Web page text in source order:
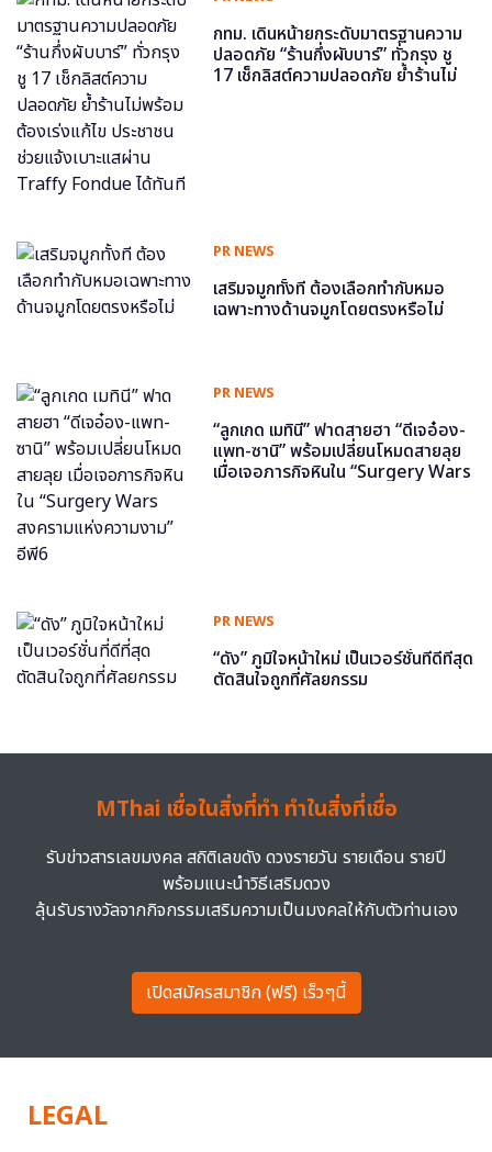
กทม. เดินหน้ายกระดับมาตรฐานความ
ปลอดภัย “ร้านกึ่งผับบาร์” ทั่วกรุง ชู
17 เช็กลิสต์ความปลอดภัย ย้ำร้านไม่
PR NEWS
เสริมจมูกทั้งที ต้องเลือกทำกับหมอ
เฉพาะทางด้านจมูกโดยตรงหรือไม่
PR NEWS
“ลูกเกด เมทินี” ฟาดสายฮา “ดีเจอ๋อง-
แพท-ซานิ” พร้อมเปลี่ยนโหมดสายลุย
เมื่อเจอภารกิจหินใน “Surgery Wars
PR NEWS
“ดัง” ภูมิใจหน้าใหม่ เป็นเวอร์ชั่นที่ดีที่สุด
ตัดสินใจถูกที่ศัลยกรรม
MThai เชื่อในสิ่งที่ทำ ทำในสิ่งที่เชื่อ
รับข่าวสารเลขมงคล สถิติเลขดัง ดวงรายวัน รายเดือน รายปี
พร้อมแนะนำวิธีเสริมดวง
ลุ้นรับรางวัลจากกิจกรรมเสริมความเป็นมงคลให้กับตัวท่านเอง
เปิดสมัครสมาชิก (ฟรี) เร็วๆนี้
LEGAL